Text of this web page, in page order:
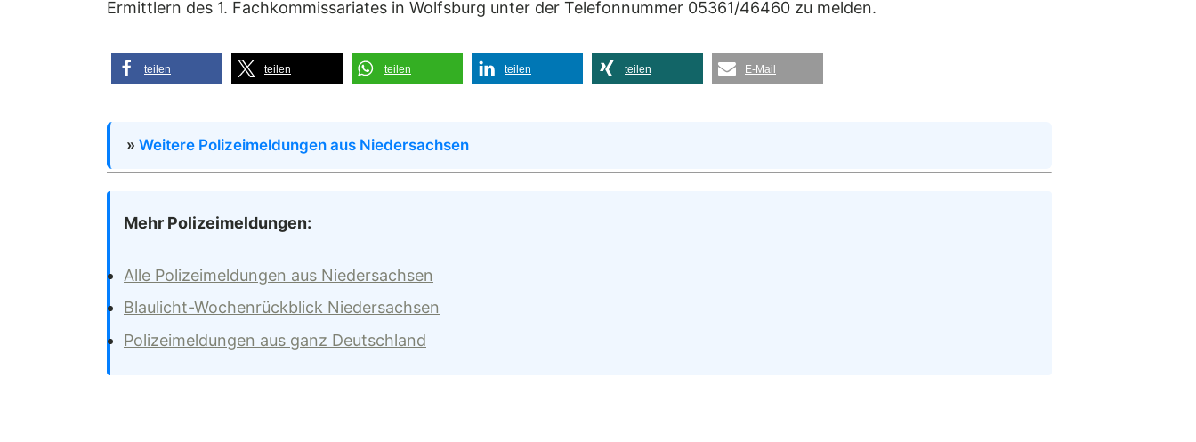
Ermittlern des 1. Fachkommissariates in Wolfsburg unter der Telefonnummer 05361/46460 zu melden.
teilen teilen teilen teilen teilen E-Mail
» Weitere Polizeimeldungen aus Niedersachsen
Mehr Polizeimeldungen:
Alle Polizeimeldungen aus Niedersachsen
Blaulicht-Wochenrückblick Niedersachsen
Polizeimeldungen aus ganz Deutschland